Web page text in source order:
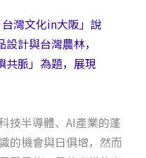
灣文化in大阪」說
計與台灣農林，
共脈」為題，展現
技半導體、AI產業的蓬
的機會與日俱增，然而